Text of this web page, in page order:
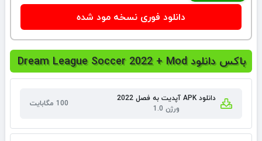
دانلود فوری نسخه مود شده
باکس دانلود Dream League Soccer 2022 + Mod
دانلود APK آپدیت به فصل 2022
ورژن 1.0
100 مگابایت